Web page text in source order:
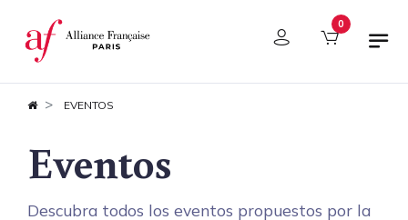
Panel de gestión de cookies 0
EVENTOS
Eventos
Descubra todos los eventos propuestos por la